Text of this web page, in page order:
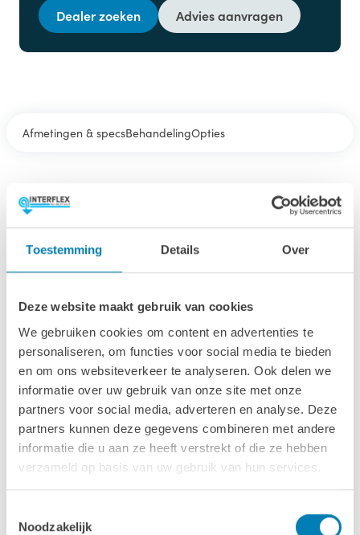
Toestemming Details Over
Deze website maakt gebruik van cookies
We gebruiken cookies om content en advertenties te
personaliseren, om functies voor social media te bieden
en om ons websiteverkeer te analyseren. Ook delen we
informatie over uw gebruik van onze site met onze
partners voor social media, adverteren en analyse. Deze
partners kunnen deze gegevens combineren met andere
informatie die u aan ze heeft verstrekt of die ze hebben
verzameld op basis van uw gebruik van hun services.
Noodzakelijk
Dealer zoeken Advies aanvragen
Afmetingen & specsBehandelingOpties
Afmetingen & specs
Afmetingen fundamentmaat (bxl)
Afmetingen inclusief oren (bxl)
Wandhoogte
234 cm
Oppervlakte (m2)
7.7 m2
Wanddikte
28 mm
Ramen & deuren